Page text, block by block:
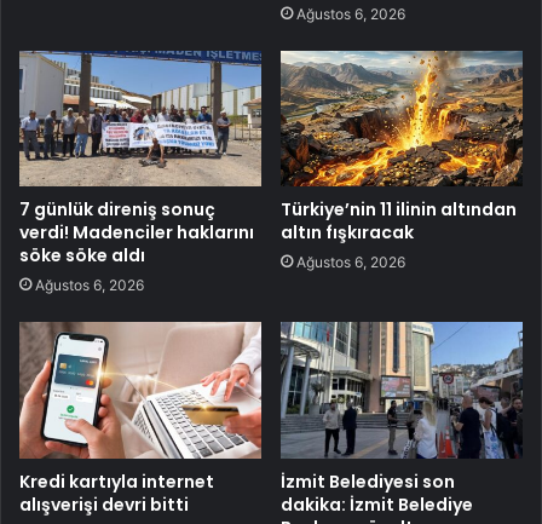
Ağustos 6, 2026
7 günlük direniş sonuç
verdi! Madenciler haklarını
söke söke aldı
Ağustos 6, 2026
Türkiye’nin 11 ilinin altından
altın fışkıracak
Ağustos 6, 2026
Kredi kartıyla internet
alışverişi devri bitti
İzmit Belediyesi son
dakika: İzmit Belediye